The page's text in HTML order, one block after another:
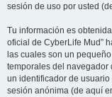
sesión de uso por usted
Tu información es
oficial de CyberLife Mud”
las cuales son un
temporales del navegador
un identificador de usuario
sesión anónima (de aquí